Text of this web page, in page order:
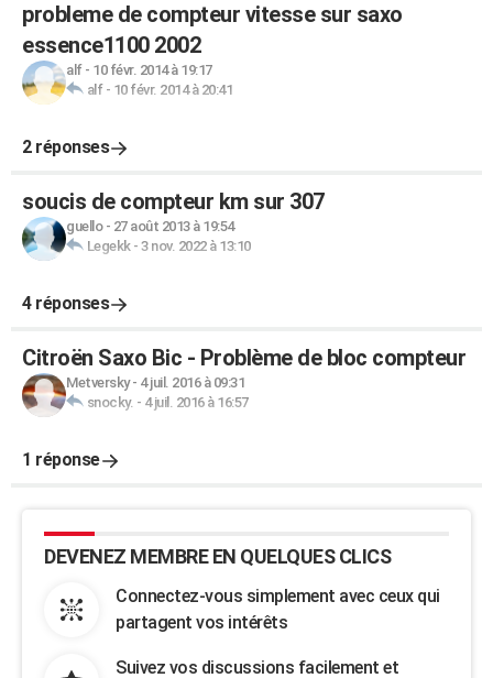
probleme de compteur vitesse sur saxo
essence1100 2002
alf- 10 févr. 2014 à 19:17
alf- 10 févr. 2014 à 20:41
2 réponses
soucis de compteur km sur 307
guello- 27 août 2013 à 19:54
Legekk- 3 nov. 2022 à 13:10
4 réponses
Citroën Saxo Bic - Problème de bloc compteur
Metversky- 4 juil. 2016 à 09:31
snocky. - 4 juil. 2016 à 16:57
1 réponse
DEVENEZ MEMBRE EN QUELQUES CLICS
Connectez-vous simplement avec ceux qui
partagent vos intérêts
Suivez vos discussions facilement et